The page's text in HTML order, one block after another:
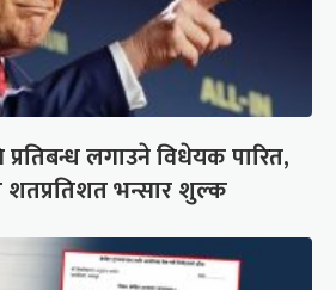
लगाउने विधेयक पारित,
भन्सार शुल्क